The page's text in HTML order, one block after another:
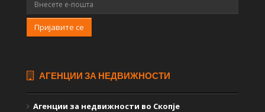
Пријавите се
АГЕНЦИИ ЗА НЕДВИЖНОСТИ
Агенции за недвижности во Скопје